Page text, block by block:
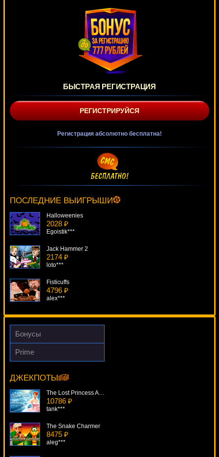
БЫСТРАЯ РЕГИСТРАЦИЯ
РЕГИСТРИРУЙСЯ
Регистрация абсолютно бесплатна!
ПОСЛЕДНИЕ ВЫИГРЫШИ
mgarkunov***
Halloweenies
2028 ₽
Egoistik***
Jack Hammer 2
2174 ₽
loto***
Fisticuffs
4796 ₽
alex***
Thief
4332 ₽
Книжки
4937 ₽
ivan-lev***
Бонусы
Prime
ДЖЕКПОТЫ
Lord Of The Ocean
SmileLow***
The Lost Princess Anastasia
10786 ₽
tank***
The Snake Charmer
8475 ₽
aleg***